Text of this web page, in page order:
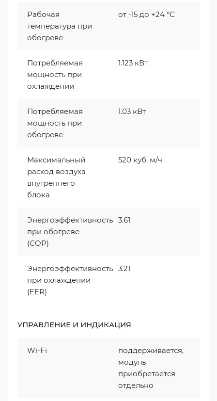
Рабочая
температура при
обогреве
от -15 до +24 °C
Потребляемая
мощность при
охлаждении
1.123 кВт
Потребляемая
мощность при
обогреве
1.03 кВт
Максимальный
расход воздуха
внутреннего
блока
520 куб. м/ч
Энергоэффективность
при обогреве
(COP)
3.61
Энергоэффективность
при охлаждении
(EER)
3.21
УПРАВЛЕНИЕ И ИНДИКАЦИЯ
Wi-Fi
поддерживается,
модуль
приобретается
отдельно